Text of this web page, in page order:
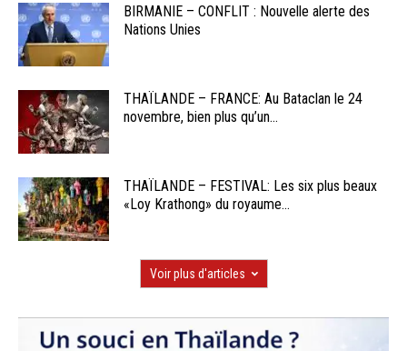
BIRMANIE – CONFLIT : Nouvelle alerte des
Nations Unies
THAÏLANDE – FRANCE: Au Bataclan le 24
novembre, bien plus qu’un...
THAÏLANDE – FESTIVAL: Les six plus beaux
«Loy Krathong» du royaume...
Voir plus d'articles